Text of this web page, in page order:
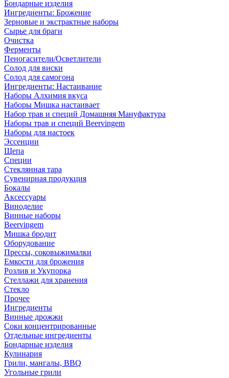
Бондарные изделия
Ингредиенты: Брожение
Зерновые и экстрактные наборы
Сырье для браги
Очистка
Ферменты
Пеногасители/Осветлители
Солод для виски
Солод для самогона
Ингредиенты: Настаивание
Наборы Алхимия вкуса
Наборы Мишка настаивает
Набор трав и специй Домашняя Мануфактура
Наборы трав и специй Beervingem
Наборы для настоек
Эссенции
Щепа
Специи
Стеклянная тара
Сувенирная продукция
Бокалы
Аксессуары
Виноделие
Винные наборы
Beervingem
Мишка бродит
Оборудование
Прессы, соковыжималки
Емкости для брожения
Розлив и Укупорка
Стеллажи для хранения
Стекло
Прочее
Ингредиенты
Винные дрожжи
Соки концентрированные
Отдельные ингредиенты
Бондарные изделия
Кулинария
Грили, мангалы, BBQ
Угольные грили